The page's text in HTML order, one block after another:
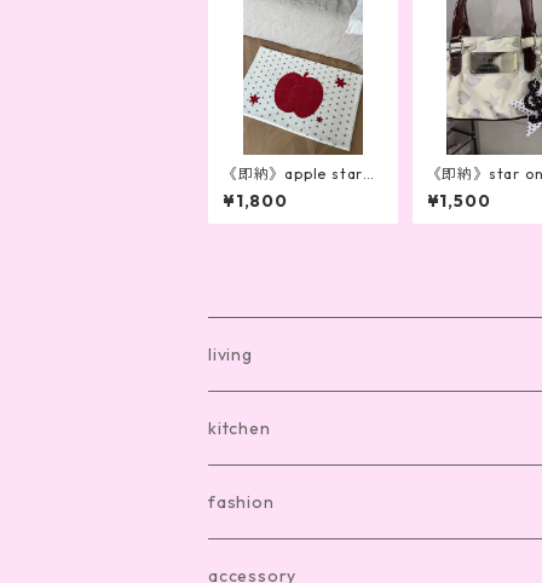
《即納》apple starba
th mat
¥1,800
《即納》star
ycharm（
¥1,500
living
bath mat
room shoes
living item other
kitchen
dishware
cutlery
fashion
room wear
accessory